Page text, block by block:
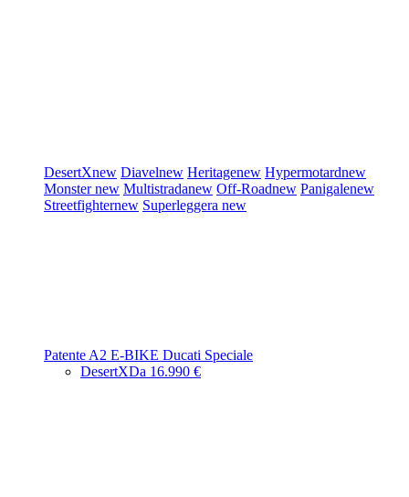
DesertXnew Diavelnew Heritagenew Hypermotardnew
Monsternew Multistradanew Off-Roadnew Panigalenew
Streetfighternew Superleggera new
Patente A2 E-BIKE Ducati Speciale
DesertXDa 16.990 €